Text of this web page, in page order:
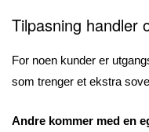
Tilpasning handler
For noen kunder er
som trenger et ekstra
Andre kommer med en